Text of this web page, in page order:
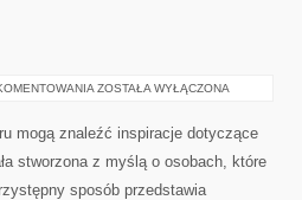
PRADA
ZOSTAŁA WYŁĄCZONA
mogą znaleźć inspiracje dotyczące
stworzona z myślą o osobach, które
sposób przedstawia